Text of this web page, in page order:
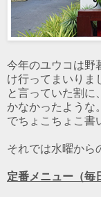
今年のユウコは野
け行ってまいりま
と言っていた割に
かなかったような
でちょこちょこ書
それでは水曜から
定番メニュー（毎